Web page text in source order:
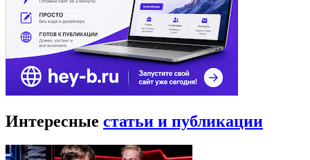
Интересные статьи и публикации